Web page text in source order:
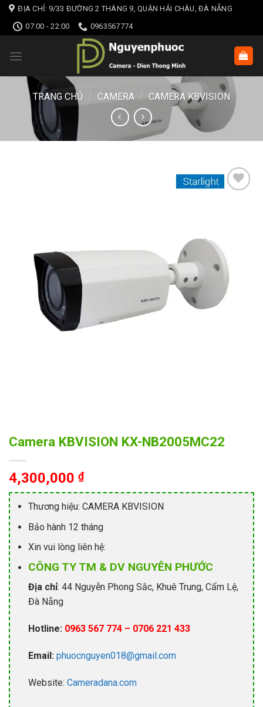
Skip
content
ĐỊA CHỈ: 9/33 ĐƯỜNG 2 THÁNG 9, QUẬN HẢI CHÂU, ĐÀ NẴNG
07:00 - 22:00
0963567774
TRANG CHỦ / CAMERA / CAMERA KBVISION
Camera KBVISION KX-NB2005MC22
4,300,000 ₫
Thương hiệu: CAMERA KBVISION
Bảo hành 12 tháng
Xin vui lòng liên hệ:
CÔNG TY TM & DV NGUYÊN PHƯỚC
Địa chỉ: 44 Nguyễn Phong Sắc, Khuê Trung, Cẩm Lệ,
Đà Nẵng
Hotline: 0963 567 774 – 0706 221 433
Email: phuocnguyen018@gmail.com
Website: Cameradana.com